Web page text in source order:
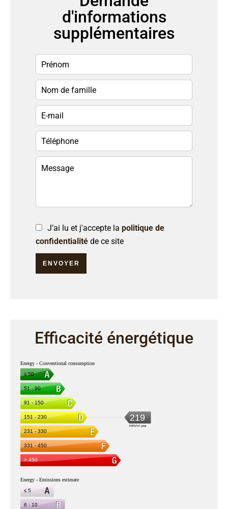
d'informations
supplémentaires
J’ai lu et j'accepte la politique de
confidentialité de ce site
ENVOYER
Efficacité énergétique